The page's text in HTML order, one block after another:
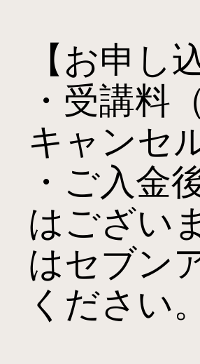
【お申し
・受講料
キャンセ
・ご入金
はござい
はセブン
ください。